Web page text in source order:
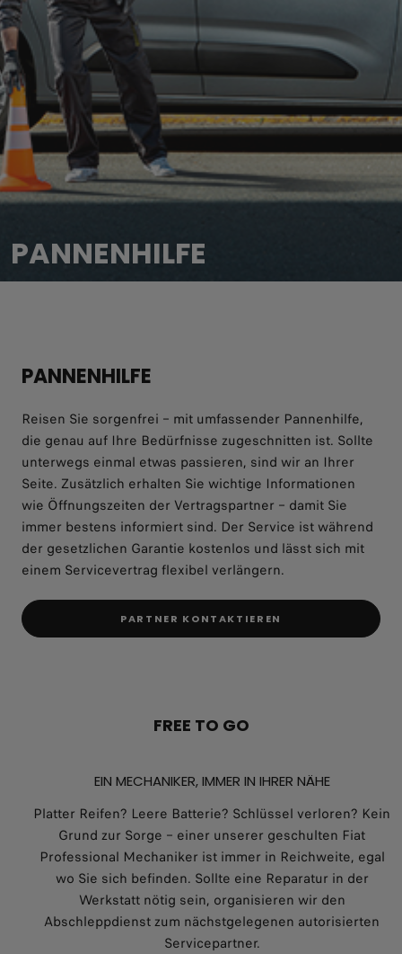
PANNENHILFE
PANNENHILFE
Reisen Sie sorgenfrei – mit umfassender Pannenhilfe,
die genau auf Ihre Bedürfnisse zugeschnitten ist. Sollte
unterwegs einmal etwas passieren, sind wir an Ihrer
Seite. Zusätzlich erhalten Sie wichtige Informationen
wie Öffnungszeiten der Vertragspartner – damit Sie
immer bestens informiert sind. Der Service ist während
der gesetzlichen Garantie kostenlos und lässt sich mit
einem Servicevertrag flexibel verlängern.
PARTNER KONTAKTIEREN
FREE TO GO
EIN MECHANIKER, IMMER IN IHRER NÄHE
Platter Reifen? Leere Batterie? Schlüssel verloren? Kein
Grund zur Sorge – einer unserer geschulten Fiat
Professional Mechaniker ist immer in Reichweite, egal
wo Sie sich befinden. Sollte eine Reparatur in der
Werkstatt nötig sein, organisieren wir den
Abschleppdienst zum nächstgelegenen autorisierten
Servicepartner.